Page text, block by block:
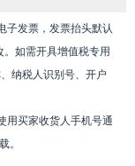
子发票，发票抬头默认
。如需开具增值税专用
纳税人识别号、开户
用买家收货人手机号通
。